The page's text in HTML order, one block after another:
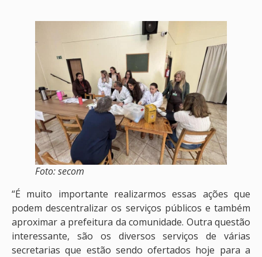
Foto: secom
“É muito importante realizarmos essas ações que
podem descentralizar os serviços públicos e também
aproximar a prefeitura da comunidade. Outra questão
interessante, são os diversos serviços de várias
secretarias que estão sendo ofertados hoje para a